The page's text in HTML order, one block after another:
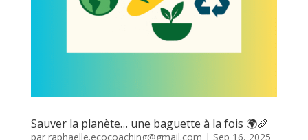
Sauver la planète… une baguette à la fois 🌍🥖
par raphaelle.ecocoaching@gmail.com | Sep 16, 2025